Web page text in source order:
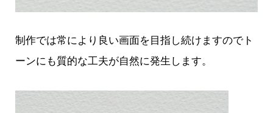
制作では常により良い画面を目指し続けますのでト
ーンにも質的な工夫が自然に発生します。